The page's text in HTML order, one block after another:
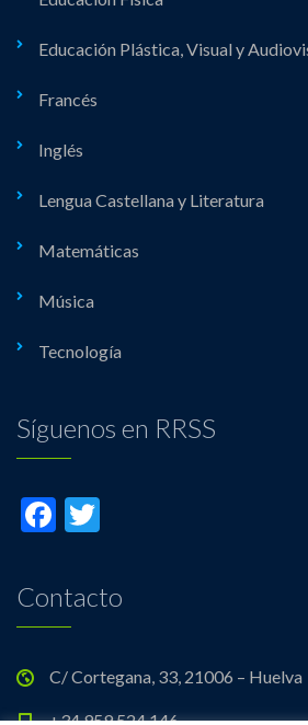
Educación Plástica, Visual y
Francés
Inglés
Lengua Castellana y Literatura
Matemáticas
Música
Tecnología
Síguenos en RRSS
Facebook
Contacto
C/ Cortegana, 33, 21006 – Huelva
+34 959 524 146